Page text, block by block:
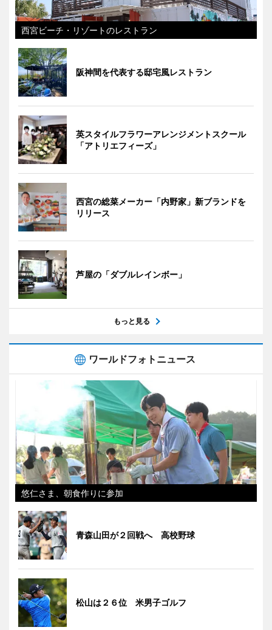
西宮ビーチ・リゾートのレストラン
阪神間を代表する邸宅風レストラン
英スタイルフラワーアレンジメントスクール
「アトリエフィーズ」
西宮の総菜メーカー「内野家」新ブランドを
リリース
芦屋の「ダブルレインボー」
もっと見る
ワールドフォトニュース
悠仁さま、朝食作りに参加
青森山田が２回戦へ 高校野球
松山は２６位 米男子ゴルフ